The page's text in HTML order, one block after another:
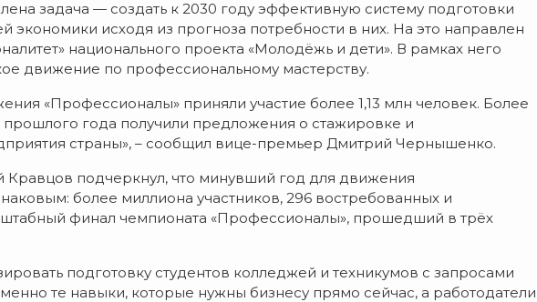
задача — создать к 2030 году эффективную систему подготовки
экономики исходя из прогноза потребности в них. На это направлен
национального проекта «Молодёжь и дети». В рамках него
движение по профессиональному мастерству.
«Профессионалы» приняли участие более 1,13 млн человек. Более
года получили предложения о стажировке и
страны», – сообщил вице-премьер Дмитрий Чернышенко.
подчеркнул, что минувший год для движения
более миллиона участников, 296 востребованных и
финал чемпионата «Профессионалы», прошедший в трёх
подготовку студентов колледжей и техникумов с запросами
те навыки, которые нужны бизнесу прямо сейчас, а работодатели